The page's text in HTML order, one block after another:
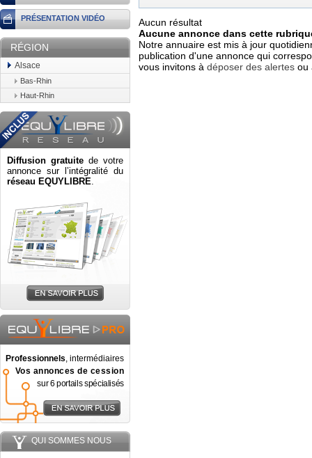
PRÉSENTATION VIDÉO
RÉGION
Alsace
Bas-Rhin
Haut-Rhin
Diffusion gratuite de votre
annonce sur l’intégralité du
réseau EQUYLIBRE.
Professionnels, intermédiaires
Vos annonces de cession
sur 6 portails spécialisés
QUI SOMMES NOUS
Aucun résultat
Aucune annonce dans cette
Notre annuaire est mis à jour
publication d'une annonce qui
vous invitons à déposer des alertes ou